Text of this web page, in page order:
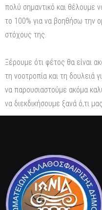
πολύ σημαντικό και
το 100% για να βοηθήσω την
στόχους της.
Ξέρουμε ότι φέτος θα είναι
τη νοοτροπία και τη δουλειά
να παρουσιαστούμε ακόμα
να διεκδικήσουμε ξανά ό,τι